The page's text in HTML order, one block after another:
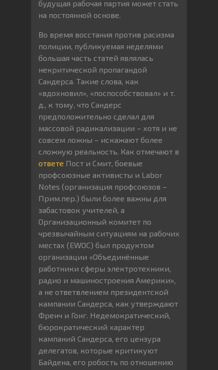
будущая рабочая партия может стать
на постоянной основе.
Во время восстания против расизма
полиции, публикуемая неделями
большая часть статей являлась
некритической пропагандой
Сандерса. Такие слова, как
«вдохновил», «поспособствовал» и т.
д., к тому, что Сандерс
предположительно сделал для
массовой радикализации – хотя и не
совсем ложны – искажают более
сложную реальность. Как отмечают в
ответе Пост и Смит, боевые
профсоюзные активисты и Labor
Notes (организация профсоюзов –
Прим.пер.) были более важны для
забастовок учителей, а
Организационный комитет по
чрезвычайным ситуациям на рабочих
местах (EWOC) был продуктом
организации «Объединённые
работники сферы электротехники,
радио и машиностроения Америки»,
а не ответвлением президентской
кампании Сандерса, как утверждают
Френч и Гонг. Недемократический,
бюрократический характер
кампаний Сандерса, его цензура
делегатов, которые критикуют
Байдена, его робость по отношению